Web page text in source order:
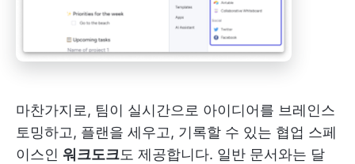
마찬가지로, 팀이 실시간으로 아이디어를 브레인스
토밍하고, 플랜을 세우고, 기록할 수 있는 협업 스페
이스인 워크도크도 제공합니다. 일반 문서와는 달